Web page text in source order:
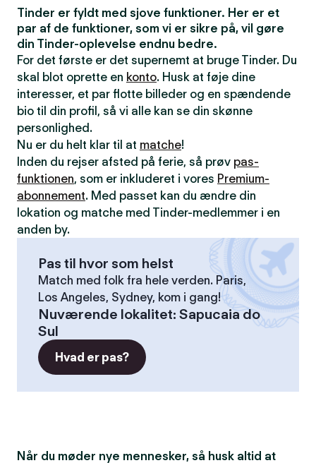
Tinder er fyldt med sjove funktioner. Her er et
par af de funktioner, som vi er sikre på, vil gøre
din Tinder-oplevelse endnu bedre.
For det første er det supernemt at bruge Tinder. Du
skal blot oprette en konto. Husk at føje dine
interesser, et par flotte billeder og en spændende
bio til din profil, så vi alle kan se din skønne
personlighed.
Nu er du helt klar til at matche!
Inden du rejser afsted på ferie, så prøv pas-
funktionen, som er inkluderet i vores Premium-
abonnement. Med passet kan du ændre din
lokation og matche med Tinder-medlemmer i en
anden by.
Pas til hvor som helst
Match med folk fra hele verden. Paris,
Los Angeles, Sydney, kom i gang!
Nuværende lokalitet: Sapucaia do
Sul
Hvad er pas?
Når du møder nye mennesker, så husk altid at